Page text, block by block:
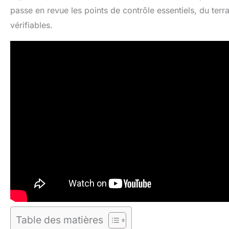
passe en revue les points de contrôle essentiels, du
vérifiables.
Table des matières